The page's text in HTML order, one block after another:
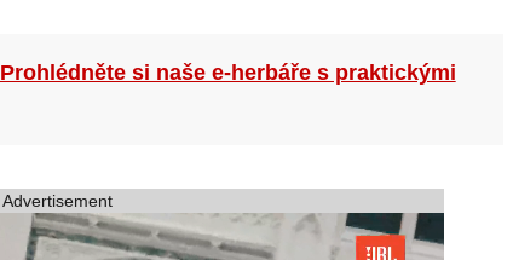
Prohlédněte si naše e-herbáře s praktickými
Advertisement